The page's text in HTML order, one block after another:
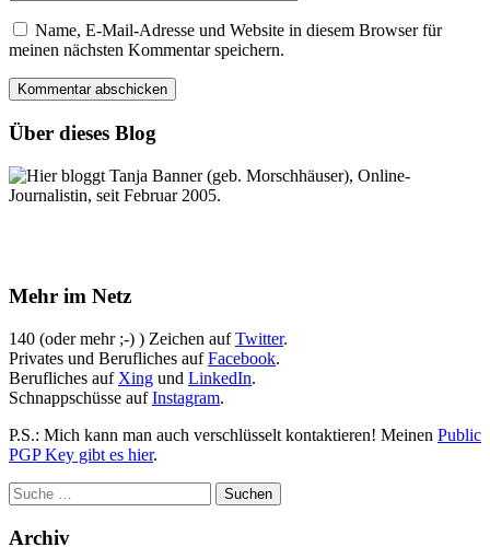
Name, E-Mail-Adresse und Website in diesem Browser für
meinen nächsten Kommentar speichern.
Über dieses Blog
Hier bloggt Tanja Banner (geb. Morschhäuser), Online-
Journalistin, seit Februar 2005.
Mehr im Netz
140 (oder mehr ;-) ) Zeichen aufTwitter.
Privates und Berufliches aufFacebook.
Berufliches auf Xing und LinkedIn.
Schnappschüsse aufInstagram.
P.S.: Mich kann man auch verschlüsselt kontaktieren! Meinen Public
PGP Key gibt es hier.
Archiv